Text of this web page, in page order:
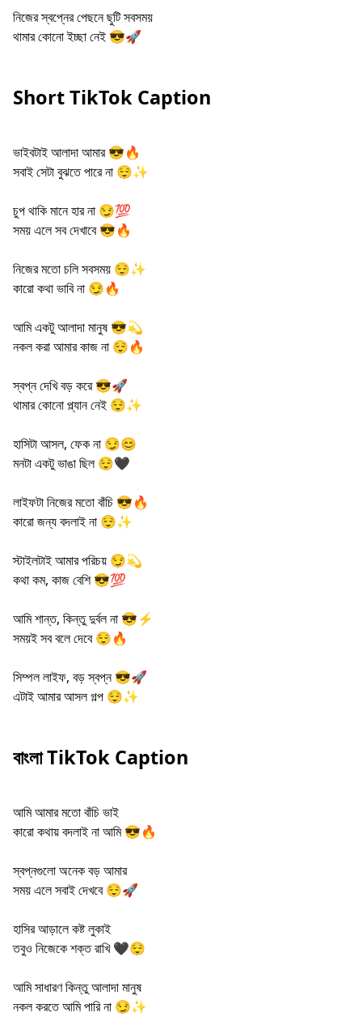
নিজের স্বপ্নের পেছনে ছুটি সবসময়
থামার কোনো ইচ্ছা নেই 😎🚀
Short TikTok Caption
ভাইবটাই আলাদা আমার 😎🔥
সবাই সেটা বুঝতে পারে না 😌✨
চুপ থাকি মানে হার না 😏💯
সময় এলে সব দেখাবে 😎🔥
নিজের মতো চলি সবসময় 😌✨
কারো কথা ভাবি না 😏🔥
আমি একটু আলাদা মানুষ 😎💫
নকল করা আমার কাজ না 😌🔥
স্বপ্ন দেখি বড় করে 😎🚀
থামার কোনো প্ল্যান নেই 😌✨
হাসিটা আসল, ফেক না 😏😊
মনটা একটু ভাঙা ছিল 😌🖤
লাইফটা নিজের মতো বাঁচি 😎🔥
কারো জন্য বদলাই না 😌✨
স্টাইলটাই আমার পরিচয় 😏💫
কথা কম, কাজ বেশি 😎💯
আমি শান্ত, কিন্তু দুর্বল না 😎⚡
সময়ই সব বলে দেবে 😌🔥
সিম্পল লাইফ, বড় স্বপ্ন 😎🚀
এটাই আমার আসল গল্প 😌✨
বাংলা TikTok Caption
আমি আমার মতো বাঁচি ভাই
কারো কথায় বদলাই না আমি 😎🔥
স্বপ্নগুলো অনেক বড় আমার
সময় এলে সবাই দেখবে 😌🚀
হাসির আড়ালে কষ্ট লুকাই
তবুও নিজেকে শক্ত রাখি 🖤😌
আমি সাধারণ কিন্তু আলাদা মানুষ
নকল করতে আমি পারি না 😏✨